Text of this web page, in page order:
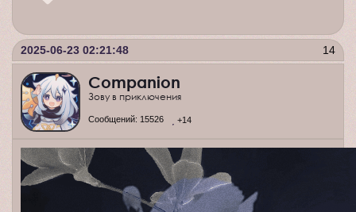
14
2025-06-23 02:21:48
Companion
Зову в приключения
Сообщений: 15526 +14